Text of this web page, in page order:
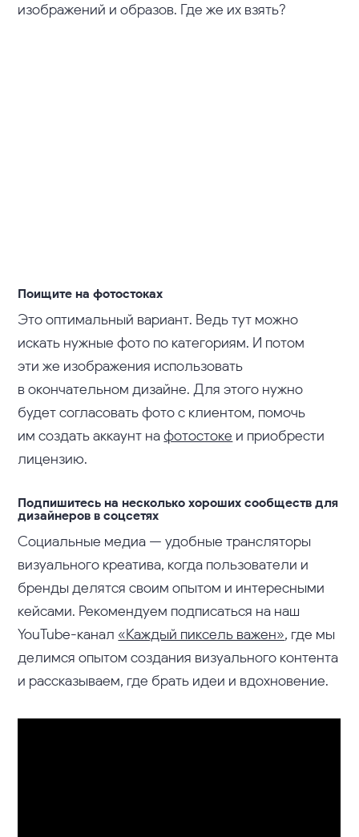
изображений и образов. Где же их взять?
Поищите на фотостоках
Это оптимальный вариант. Ведь тут можно
искать нужные фото по категориям. И потом
эти же изображения использовать
в окончательном дизайне. Для этого нужно
будет согласовать фото с клиентом, помочь
им создать аккаунт нафотостоке и приобрести
лицензию.
Подпишитесь на несколько хороших сообществ для
дизайнеров в соцсетях
Социальные медиа — удобные трансляторы
визуального креатива, когда пользователи и
бренды делятся своим опытом и интересными
кейсами. Рекомендуем подписаться на наш
YouTube-канал «Каждый пиксель важен», где мы
делимся опытом создания визуального контента
и рассказываем, где брать идеи и вдохновение.